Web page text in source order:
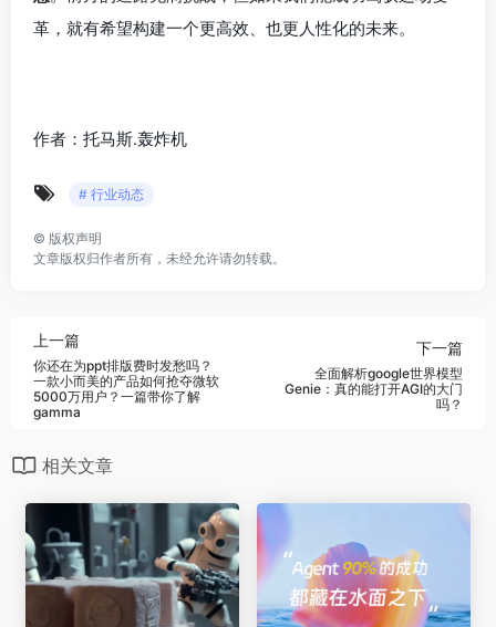
革，就有希望构建一个更高效、也更人性化的未来。
作者：托马斯.轰炸机
# 行业动态
© 版权声明
文章版权归作者所有，未经允许请勿转载。
上一篇
你还在为ppt排版费时发愁吗？
一款小而美的产品如何抢夺微软
5000万用户？一篇带你了解
gamma
下一篇
全面解析google世界模型
Genie：真的能打开AGI的大门
吗？
相关文章